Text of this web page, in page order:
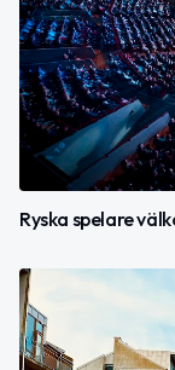
Ryska spelare